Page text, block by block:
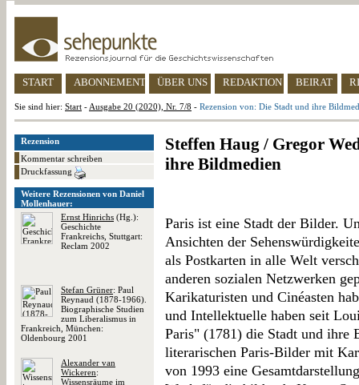
START ABONNEMENT ÜBER UNS REDAKTION BEIRAT
Sie sind hier: Start - Ausgabe 20 (2020), Nr. 7/8 - Rezension von: Die Stadt und ihre
Rezension
Kommentar schreiben
Druckfassung
Weitere Rezensionen von Daniel
Mollenhauer:
Ernst Hinrichs (Hg.):
Geschichte
Frankreichs, Stuttgart:
Reclam 2002
Stefan Grüner: Paul
Reynaud (1878-1966).
Biographische Studien
zum Liberalismus in
Frankreich, München:
Oldenbourg 2001
Alexander van
Wickeren:
Wissensräume im
Steffen Haug / Gregor
ihre Bildmedien
Paris ist eine Stadt der Bilder.
Ansichten der
als Postkarten in alle Welt
anderen sozialen Netzwerken
Karikaturisten und Cinéasten
und Intellektuelle haben seit
Paris" (1781) die Stadt und ihre
literarischen Paris-Bilder mit
von 1993 eine